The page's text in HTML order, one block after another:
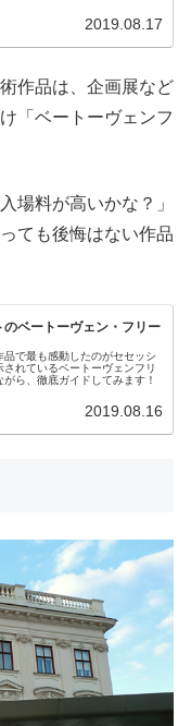
2019.08.17
作品は、企画展など
「ベートーヴェンフ
場料が高いかな？」
ても後悔はない作品
のベートーヴェン・フリー
で最も感動したのがセセッシ
れているベートーヴェンフリ
ら、徹底ガイドしてみます！
2019.08.16